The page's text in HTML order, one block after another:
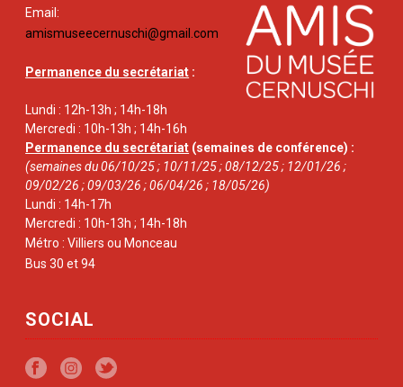
Email:
amismuseecernuschi@gmail.com
Permanence du secrétariat :
Lundi : 12h-13h ; 14h-18h
Mercredi : 10h-13h ; 14h-16h
Permanence du secrétariat (semaines de conférence) :
(semaines du 06/10/25 ; 10/11/25 ; 08/12/25 ; 12/01/26 ;
09/02/26 ; 09/03/26 ; 06/04/26 ; 18/05/26)
Lundi : 14h-17h
Mercredi : 10h-13h ; 14h-18h
Métro : Villiers ou Monceau
Bus 30 et 94
SOCIAL